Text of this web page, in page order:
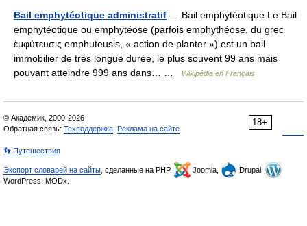
Bail emphytéotique administratif — Bail emphytéotique Le Bail
emphytéotique ou emphytéose (parfois emphythéose, du grec
ἐμφύτευσις emphuteusis, « action de planter ») est un bail
immobilier de très longue durée, le plus souvent 99 ans mais
pouvant atteindre 999 ans dans… …
Wikipédia en Français
18+
© Академик, 2000-2026
Обратная связь: Техподдержка Реклама на сайте
👣 Путешествия
Экспорт словарей на сайты , сделанные на PHP, Joomla,
Drupal,
WordPress, MODx.